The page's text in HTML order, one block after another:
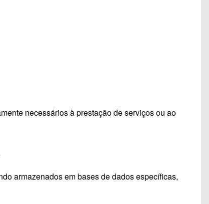
necessários à prestação de serviços ou ao
armazenados em bases de dados específicas,